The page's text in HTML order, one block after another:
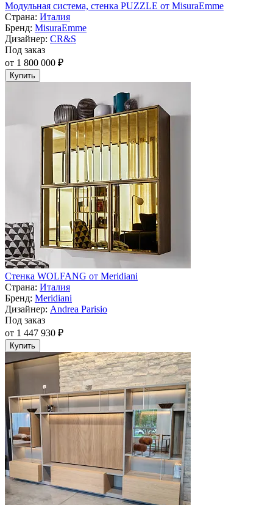
Модульная система, стенка PUZZLE от MisuraEmme
Страна: Италия
Бренд: MisuraEmme
Дизайнер: CR&S
Под заказ
от 1 800 000 ₽
Купить
Стенка WOLFANG от Meridiani
Страна: Италия
Бренд: Meridiani
Дизайнер: Andrea Parisio
Под заказ
от 1 447 930 ₽
Купить